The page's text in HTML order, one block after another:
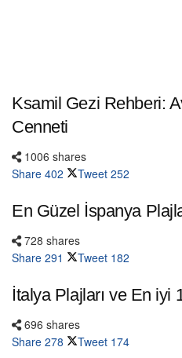
Ksamil Gezi Rehberi:
Cenneti
1006 shares
Share 402 Tweet 252
En Güzel İspanya
728 shares
Share 291 Tweet 182
İtalya Plajları ve En iyi
696 shares
Share 278 Tweet 174